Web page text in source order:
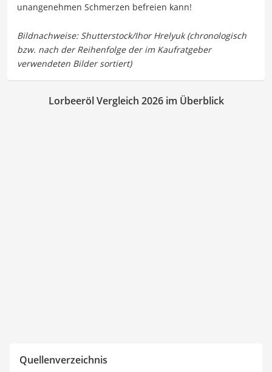
unangenehmen Schmerzen befreien kann!
Lorbeeröl Vergleich 2026 im Überblick
Quellenverzeichnis